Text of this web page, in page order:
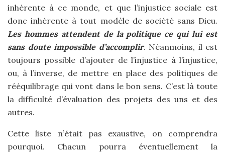
inhérente à ce monde, et que l’injustice sociale est
donc inhérente à tout modèle de société sans Dieu.
Les hommes attendent de la politique ce qui lui est
sans doute impossible d’accomplir. Néanmoins, il est
toujours possible d’ajouter de l’injustice à l’injustice,
ou, à l’inverse, de mettre en place des politiques de
rééquilibrage qui vont dans le bon sens. C’est là toute
la difficulté d’évaluation des projets des uns et des
autres.
Cette liste n’était pas exaustive, on comprendra
pourquoi. Chacun pourra éventuellement la